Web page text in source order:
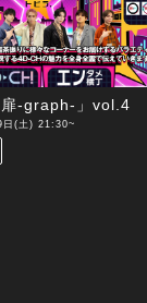
扉-graph-」vol.4
日(土) 21:30~